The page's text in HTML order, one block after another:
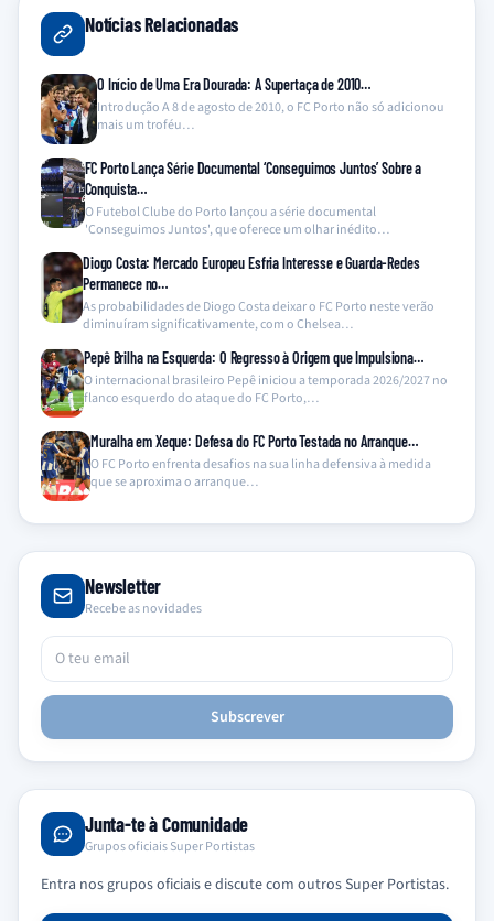
Notícias Relacionadas
O Início de Uma Era Dourada: A Supertaça de 2010…
Introdução A 8 de agosto de 2010, o FC Porto não só adicionou
mais um troféu…
FC Porto Lança Série Documental ‘Conseguimos Juntos’ Sobre a
Conquista…
O Futebol Clube do Porto lançou a série documental
'Conseguimos Juntos', que oferece um olhar inédito…
Diogo Costa: Mercado Europeu Esfria Interesse e Guarda-Redes
Permanece no…
As probabilidades de Diogo Costa deixar o FC Porto neste verão
diminuíram significativamente, com o Chelsea…
Pepê Brilha na Esquerda: O Regresso à Origem que Impulsiona…
O internacional brasileiro Pepê iniciou a temporada 2026/2027 no
flanco esquerdo do ataque do FC Porto,…
Muralha em Xeque: Defesa do FC Porto Testada no Arranque…
O FC Porto enfrenta desafios na sua linha defensiva à medida
que se aproxima o arranque…
Newsletter
Recebe as novidades
Subscrever
Junta-te à Comunidade
Grupos oficiais Super Portistas
Entra nos grupos oficiais e discute com outros Super Portistas.